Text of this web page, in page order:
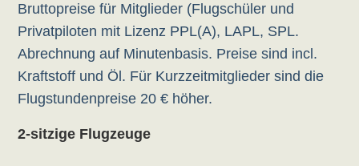
Bruttopreise für Mitglieder (Flugschüler und
Privatpiloten mit Lizenz PPL(A), LAPL, SPL.
Abrechnung auf Minutenbasis. Preise sind incl.
Kraftstoff und Öl. Für Kurzzeitmitglieder sind die
Flugstundenpreise 20 € höher.
2-sitzige Flugzeuge